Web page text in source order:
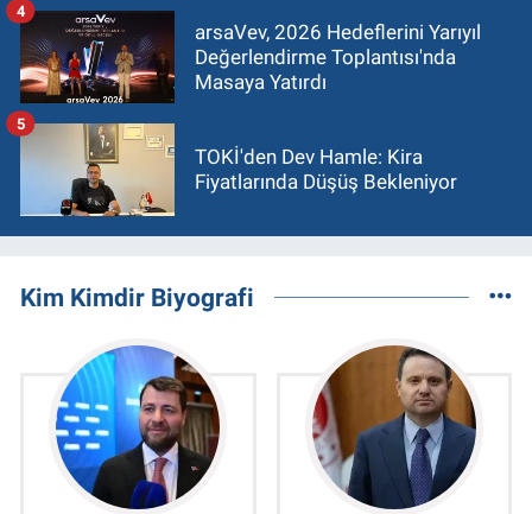
arsaVev, 2026 Hedeflerini Yarıyıl
Değerlendirme Toplantısı'nda
Masaya Yatırdı
4
TOKİ'den Dev Hamle: Kira
Fiyatlarında Düşüş Bekleniyor
5
Kim Kimdir Biyografi